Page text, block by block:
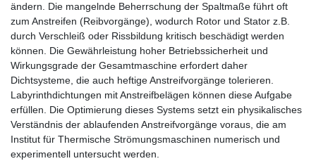
ändern. Die mangelnde Beherrschung der Spaltmaße führt oft
zum Anstreifen (Reibvorgänge), wodurch Rotor und Stator z.B.
durch Verschleiß oder Rissbildung kritisch beschädigt werden
können. Die Gewährleistung hoher Betriebssicherheit und
Wirkungsgrade der Gesamtmaschine erfordert daher
Dichtsysteme, die auch heftige Anstreifvorgänge tolerieren.
Labyrinthdichtungen mit Anstreifbelägen können diese Aufgabe
erfüllen. Die Optimierung dieses Systems setzt ein physikalisches
Verständnis der ablaufenden Anstreifvorgänge voraus, die am
Institut für Thermische Strömungsmaschinen numerisch und
experimentell untersucht werden.